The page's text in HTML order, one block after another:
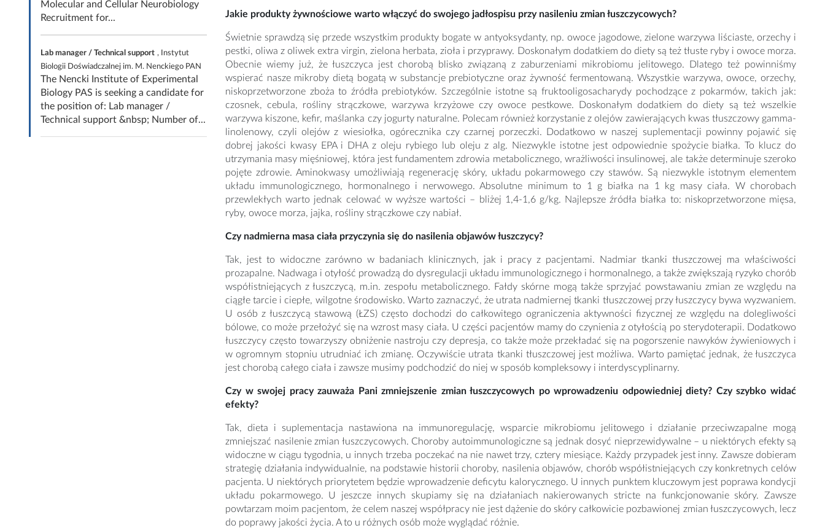
Molecular and Cellular Neurobiology
Recruitment for...
Lab manager / Technical support , Instytut
Biologii Doświadczalnej im. M. Nenckiego PAN
The Nencki Institute of Experimental
Biology PAS is seeking a candidate for
the position of: Lab manager /
Technical support &nbsp; Number of...
Jakie produkty żywnościowe warto włączyć do swojego jadłospisu przy nasileniu zmian łuszczycowych?
Świetnie sprawdzą się przede wszystkim produkty bogate w antyoksydanty, np. owoce jagodowe, zielone warzywa liściaste, orzechy i
pestki, oliwa z oliwek extra virgin, zielona herbata, zioła i przyprawy. Doskonałym dodatkiem do diety są też tłuste ryby i owoce morza.
Obecnie wiemy już, że łuszczyca jest chorobą blisko związaną z zaburzeniami mikrobiomu jelitowego. Dlatego też powinniśmy
wspierać nasze mikroby dietą bogatą w substancje prebiotyczne oraz żywność fermentowaną. Wszystkie warzywa, owoce, orzechy,
niskoprzetworzone zboża to źródła prebiotyków. Szczególnie istotne są fruktooligosacharydy pochodzące z pokarmów, takich jak:
czosnek, cebula, rośliny strączkowe, warzywa krzyżowe czy owoce pestkowe. Doskonałym dodatkiem do diety są też wszelkie
warzywa kiszone, kefir, maślanka czy jogurty naturalne. Polecam również korzystanie z olejów zawierających kwas tłuszczowy gamma-
linolenowy, czyli olejów z wiesiołka, ogórecznika czy czarnej porzeczki. Dodatkowo w naszej suplementacji powinny pojawić się
dobrej jakości kwasy EPA i DHA z oleju rybiego lub oleju z alg. Niezwykle istotne jest odpowiednie spożycie białka. To klucz do
utrzymania masy mięśniowej, która jest fundamentem zdrowia metabolicznego, wrażliwości insulinowej, ale także determinuje szeroko
pojęte zdrowie. Aminokwasy umożliwiają regenerację skóry, układu pokarmowego czy stawów. Są niezwykle istotnym elementem
układu immunologicznego, hormonalnego i nerwowego. Absolutne minimum to 1 g białka na 1 kg masy ciała. W chorobach
przewlekłych warto jednak celować w wyższe wartości – bliżej 1,4-1,6 g/kg. Najlepsze źródła białka to: niskoprzetworzone mięsa,
ryby, owoce morza, jajka, rośliny strączkowe czy nabiał.
Czy nadmierna masa ciała przyczynia się do nasilenia objawów łuszczycy?
Tak, jest to widoczne zarówno w badaniach klinicznych, jak i pracy z pacjentami. Nadmiar tkanki tłuszczowej ma właściwości
prozapalne. Nadwaga i otyłość prowadzą do dysregulacji układu immunologicznego i hormonalnego, a także zwiększają ryzyko chorób
współistniejących z łuszczycą, m.in. zespołu metabolicznego. Fałdy skórne mogą także sprzyjać powstawaniu zmian ze względu na
ciągłe tarcie i ciepłe, wilgotne środowisko. Warto zaznaczyć, że utrata nadmiernej tkanki tłuszczowej przy łuszczycy bywa wyzwaniem.
U osób z łuszczycą stawową (ŁZS) często dochodzi do całkowitego ograniczenia aktywności fizycznej ze względu na dolegliwości
bólowe, co może przełożyć się na wzrost masy ciała. U części pacjentów mamy do czynienia z otyłością po sterydoterapii. Dodatkowo
łuszczycy często towarzyszy obniżenie nastroju czy depresja, co także może przekładać się na pogorszenie nawyków żywieniowych i
w ogromnym stopniu utrudniać ich zmianę. Oczywiście utrata tkanki tłuszczowej jest możliwa. Warto pamiętać jednak, że łuszczyca
jest chorobą całego ciała i zawsze musimy podchodzić do niej w sposób kompleksowy i interdyscyplinarny.
Czy w swojej pracy zauważa Pani zmniejszenie zmian łuszczycowych po wprowadzeniu odpowiedniej diety? Czy szybko widać
efekty?
Tak, dieta i suplementacja nastawiona na immunoregulację, wsparcie mikrobiomu jelitowego i działanie przeciwzapalne mogą
zmniejszać nasilenie zmian łuszczycowych. Choroby autoimmunologiczne są jednak dosyć nieprzewidywalne – u niektórych efekty są
widoczne w ciągu tygodnia, u innych trzeba poczekać na nie nawet trzy, cztery miesiące. Każdy przypadek jest inny. Zawsze dobieram
strategię działania indywidualnie, na podstawie historii choroby, nasilenia objawów, chorób współistniejących czy konkretnych celów
pacjenta. U niektórych priorytetem będzie wprowadzenie deficytu kalorycznego. U innych punktem kluczowym jest poprawa kondycji
układu pokarmowego. U jeszcze innych skupiamy się na działaniach nakierowanych stricte na funkcjonowanie skóry. Zawsze
powtarzam moim pacjentom, że celem naszej współpracy nie jest dążenie do skóry całkowicie pozbawionej zmian łuszczycowych, lecz
do poprawy jakości życia. A to u różnych osób może wyglądać różnie.